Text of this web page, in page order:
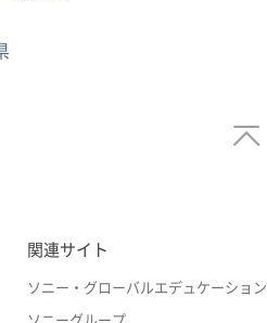
関連サイト
ソニー・グローバルエデュケーション
ソニーグループ